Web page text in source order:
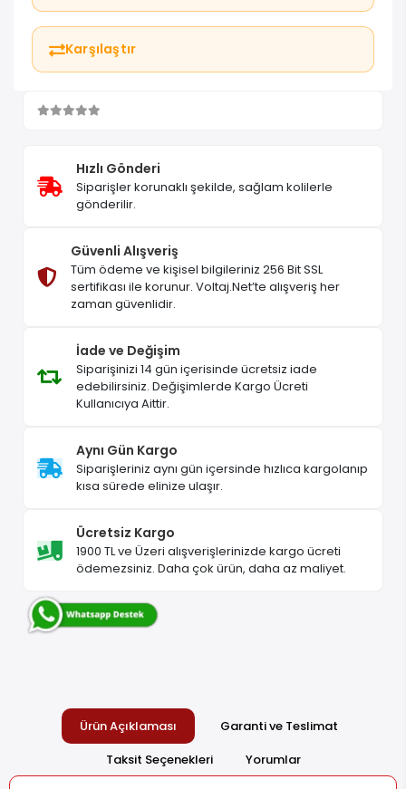
Karşılaştır
Hızlı Gönderi
Siparişler korunaklı şekilde, sağlam kolilerle
gönderilir.
Güvenli Alışveriş
Tüm ödeme ve kişisel bilgileriniz 256 Bit SSL
sertifikası ile korunur. Voltaj.Net’te alışveriş her
zaman güvenlidir.
İade ve Değişim
Siparişinizi 14 gün içerisinde ücretsiz iade
edebilirsiniz. Değişimlerde Kargo Ücreti
Kullanıcıya Aittir.
Aynı Gün Kargo
Siparişleriniz aynı gün içersinde hızlıca kargolanıp
kısa sürede elinize ulaşır.
Ücretsiz Kargo
1900 TL ve Üzeri alışverişlerinizde kargo ücreti
ödemezsiniz. Daha çok ürün, daha az maliyet.
Ürün Açıklaması
Garanti ve Teslimat
Taksit Seçenekleri
Yorumlar